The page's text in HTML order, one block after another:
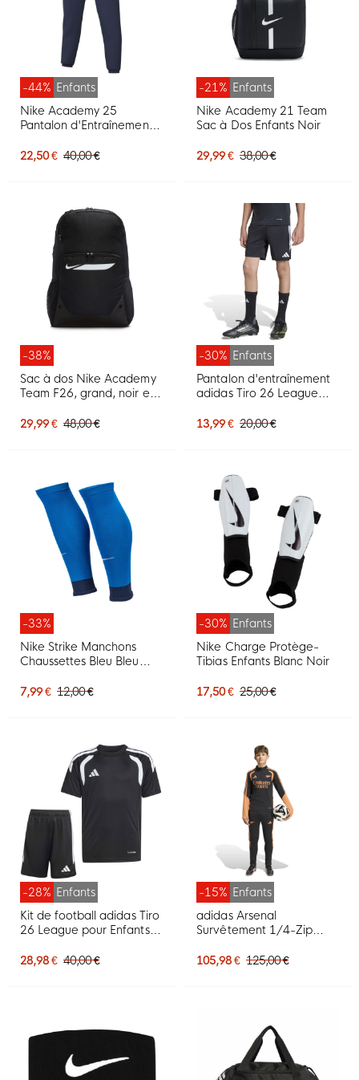
-44% Enfants
Nike Academy 25
Pantalon d'Entraînement
22,50 € 40,00 €
-21% Enfants
Nike Academy 21 Team
Sac à Dos Enfants Noir
29,99 € 38,00 €
-38%
Sac à dos Nike Academy
Team F26, grand, noir et
29,99 € 48,00 €
-30% Enfants
Pantalon d'entraînement
adidas Tiro 26 League
13,99 € 20,00 €
-33%
Nike Strike Manchons
Chaussettes Bleu Bleu
7,99 € 12,00 €
-30% Enfants
Nike Charge Protège-
Tibias Enfants Blanc Noir
17,50 € 25,00 €
-28% Enfants
Kit de football adidas Tiro
26 League pour Enfants,
28,98 € 40,00 €
-15% Enfants
adidas Arsenal
Survêtement 1/4-Zip
Orange
105,98 € 125,00 €